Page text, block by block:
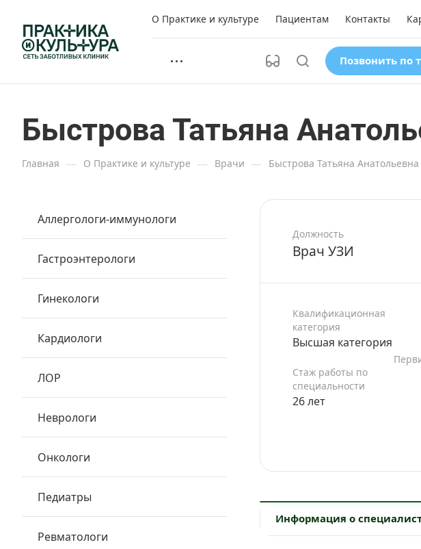
О Практике и культуре Пациентам Контакты
Позвонить по
Быстрова Татьяна
Главная — О Практике и культуре — Врачи — Быстрова Татьяна
Должность
Врач УЗИ
Квалификационная
категория
Высшая категория
Стаж работы по
специальности
26 лет
Информация о
Аллергологи-иммунологи
Гастроэнтерологи
Гинекологи
Кардиологи
ЛОР
Неврологи
Онкологи
Педиатры
Ревматологи